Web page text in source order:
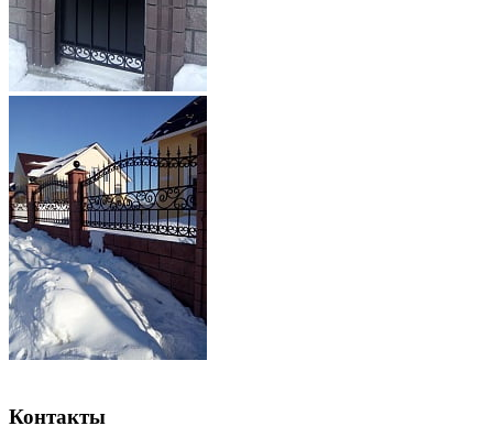
Контакты